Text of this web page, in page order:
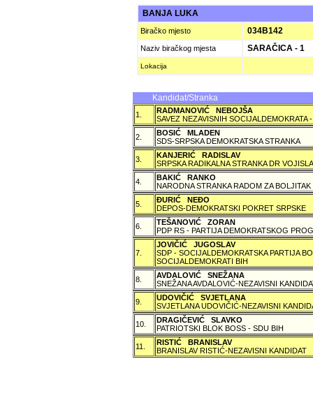
BANJA LUKA
Biračko mjesto 034B142
Naziv biračkog mjesta SARAČICA - 1
Lokacija
Kandidat/Stranka
1.
RADMANOVIĆ NEBOJŠA
SAVEZ NEZAVISNIH SOCIJALDEMOKRATA
2.
BOSIĆ MLADEN
SDS-SRPSKA DEMOKRATSKA STRANKA
3.
KANJERIĆ RADISLAV
SRPSKA RADIKALNA STRANKA DR
4.
BAKIĆ RANKO
NARODNA STRANKA RADOM ZA BOLJITAK
5.
ÐURIĆ NEÐO
DEPOS-DEMOKRATSKI POKRET SRPSKE
6.
TEŠANOVIĆ ZORAN
PDP RS - PARTIJA DEMOKRATSKOG
7.
JOVIČIĆ JUGOSLAV
SDP - SOCIJALDEMOKRATSKA PARTIJA
SOCIJALDEMOKRATI BIH
8.
AVDALOVIĆ SNEŽANA
SNEŽANA AVDALOVIĆ-NEZAVISNI
9.
UDOVIČIĆ SVJETLANA
SVJETLANA UDOVIČIĆ-NEZAVISNI
10.
DRAGIČEVIĆ SLAVKO
PATRIOTSKI BLOK BOSS - SDU BIH
11.
RISTIĆ BRANISLAV
BRANISLAV RISTIĆ-NEZAVISNI KANDIDAT